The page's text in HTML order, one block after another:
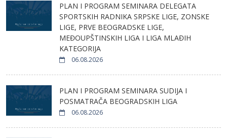
PLAN I PROGRAM SEMINARA DELEGATA
SPORTSKIH RADNIKA SRPSKE LIGE, ZONSKE
LIGE, PRVE BEOGRADSKE LIGE,
MEĐOUPŠTINSKIH LIGA I LIGA MLAĐIH
KATEGORIJA
06.08.2026
PLAN I PROGRAM SEMINARA SUDIJA I
POSMATRAČA BEOGRADSKIH LIGA
06.08.2026